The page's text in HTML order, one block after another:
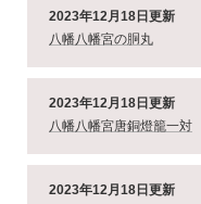
2023年12月18日更新
八幡八幡宮の胴丸
2023年12月18日更新
八幡八幡宮唐銅燈籠一対
2023年12月18日更新